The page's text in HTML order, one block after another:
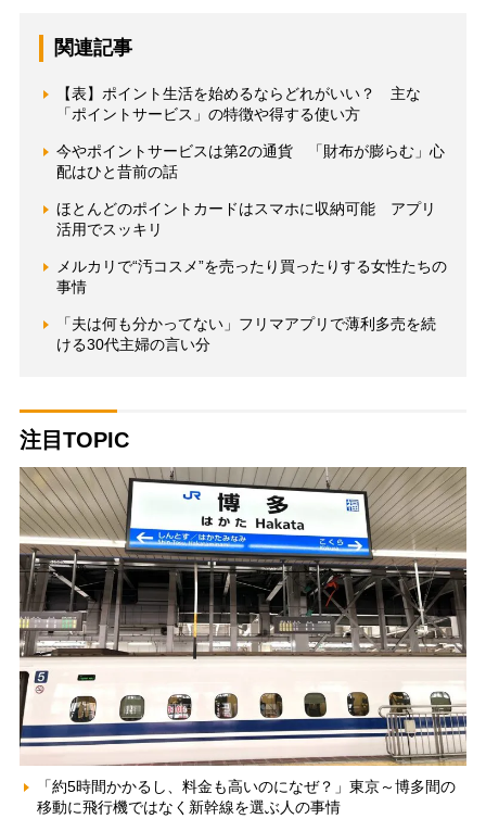
関連記事
【表】ポイント生活を始めるならどれがいい？ 主な
「ポイントサービス」の特徴や得する使い方
今やポイントサービスは第2の通貨 「財布が膨らむ」心
配はひと昔前の話
ほとんどのポイントカードはスマホに収納可能 アプリ
活用でスッキリ
メルカリで“汚コスメ”を売ったり買ったりする女性たちの
事情
「夫は何も分かってない」フリマアプリで薄利多売を続
ける30代主婦の言い分
注目TOPIC
「約5時間かかるし、料金も高いのになぜ？」東京～博多間の
移動に飛行機ではなく新幹線を選ぶ人の事情